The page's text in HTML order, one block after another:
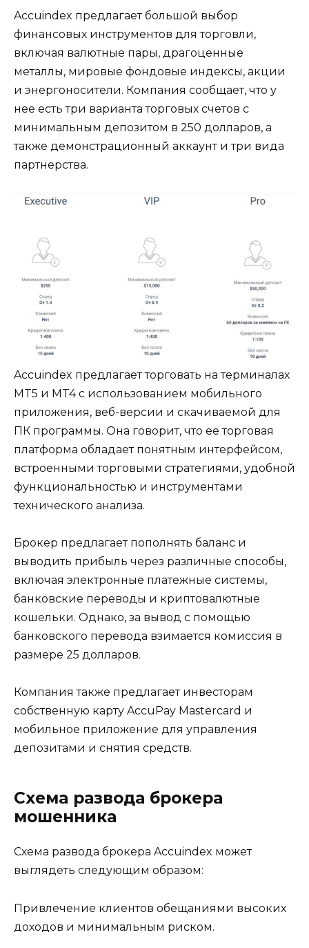
Accuindex предлагает большой выбор
финансовых инструментов для торговли,
включая валютные пары, драгоценные
металлы, мировые фондовые индексы, акции
и энергоносители. Компания сообщает, что у
нее есть три варианта торговых счетов с
минимальным депозитом в 250 долларов, а
также демонстрационный аккаунт и три вида
партнерства.
Accuindex предлагает торговать на терминалах
MT5 и MT4 с использованием мобильного
приложения, веб-версии и скачиваемой для
ПК программы. Она говорит, что ее торговая
платформа обладает понятным интерфейсом,
встроенными торговыми стратегиями, удобной
функциональностью и инструментами
технического анализа.
Брокер предлагает пополнять баланс и
выводить прибыль через различные способы,
включая электронные платежные системы,
банковские переводы и криптовалютные
кошельки. Однако, за вывод с помощью
банковского перевода взимается комиссия в
размере 25 долларов.
Компания также предлагает инвесторам
собственную карту AccuPay Mastercard и
мобильное приложение для управления
депозитами и снятия средств.
Схема развода брокера
мошенника
Схема развода брокера Accuindex может
выглядеть следующим образом:
Привлечение клиентов обещаниями высоких
доходов и минимальным риском.